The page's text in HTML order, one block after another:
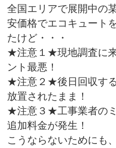
全国エリアで展開中の
安価格でエコキュート
たけど・・・
★注意１★現地調査に
ント最悪！
★注意２★後日回収す
放置されたまま！
★注意３★工事業者の
追加料金が発生！
こうならないためにも、